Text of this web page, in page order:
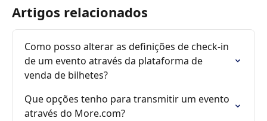
Artigos relacionados
Como posso alterar as definições de check-in
de um evento através da plataforma de
venda de bilhetes?
Que opções tenho para transmitir um evento
através do More.com?